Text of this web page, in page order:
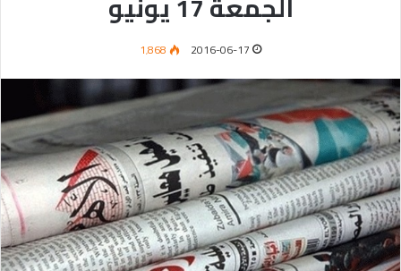
2016-06-17 1٬868